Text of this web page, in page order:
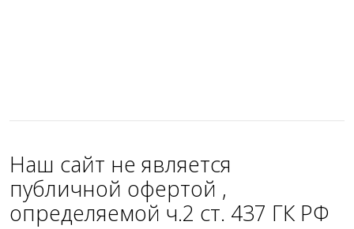
Наш сайт не является
публичной офертой ,
определяемой ч.2 ст. 437 ГК РФ